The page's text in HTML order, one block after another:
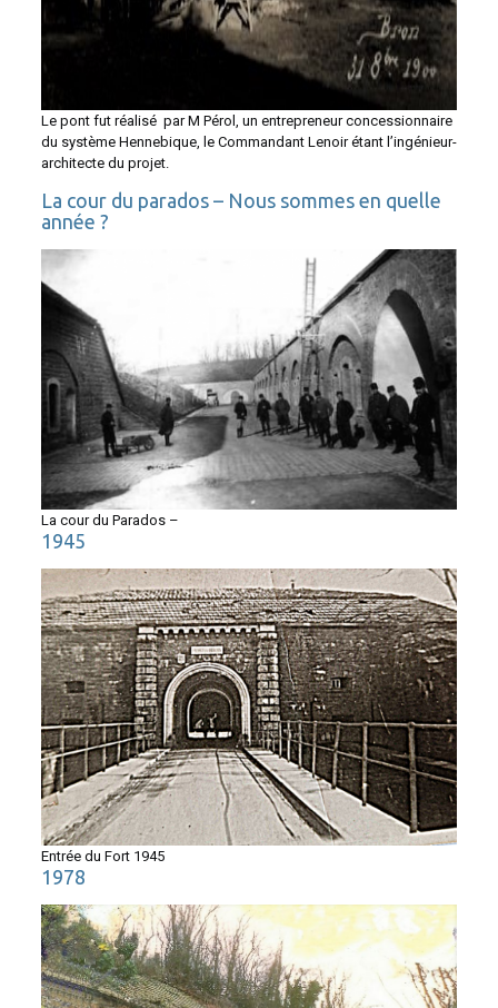
Le pont fut réalisé par M Pérol, un entrepreneur concessionnaire
du système Hennebique, le Commandant Lenoir étant l’ingénieur-
architecte du projet.
La cour du parados – Nous sommes en quelle
année ?
La cour du Parados –
1945
Entrée du Fort 1945
1978